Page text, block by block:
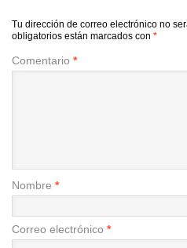
Tu dirección de correo electrónico no
obligatorios están marcados con *
Comentario *
Nombre *
Correo electrónico *